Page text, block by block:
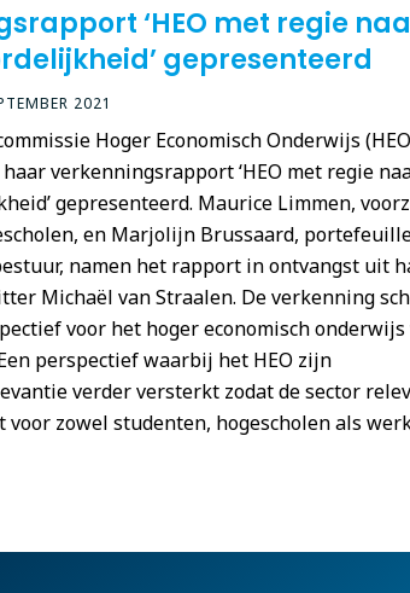
‘HEO met regie
gepresenteerd
2021
Hoger Economisch Onderwijs
verkenningsrapport ‘HEO met regie
gepresenteerd. Maurice Limmen,
en Marjolijn Brussaard,
namen het rapport in ontvangst uit
Michaël van Straalen. De verkenning
voor het hoger economisch onderwijs
perspectief waarbij het HEO zijn
verder versterkt zodat de sector
zowel studenten, hogescholen als